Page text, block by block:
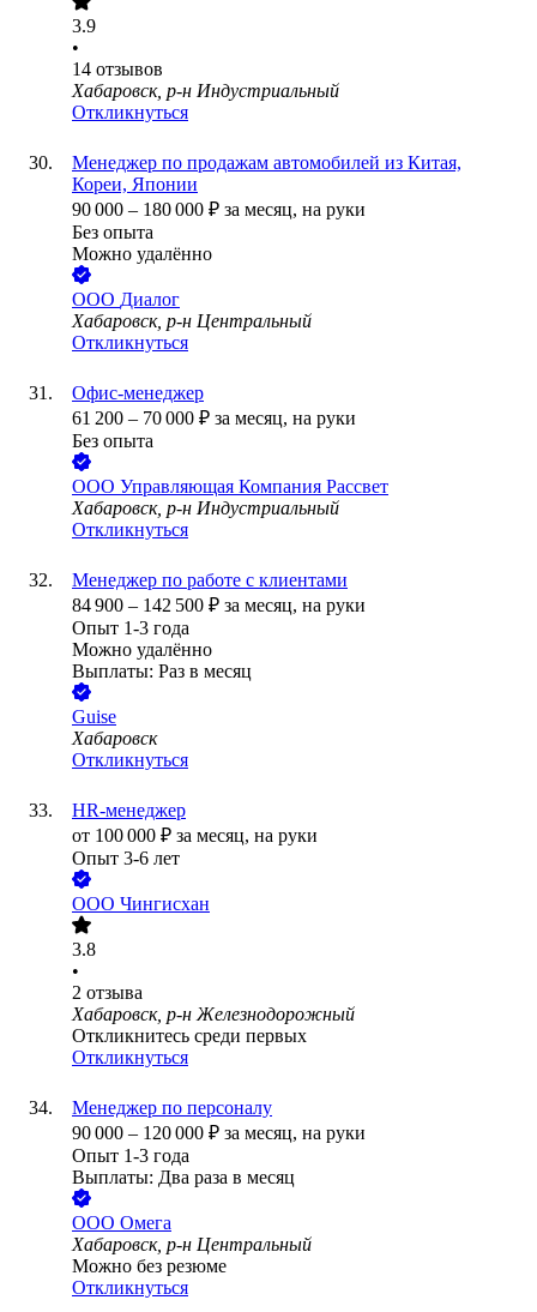
3.9
•
14 отзывов
Хабаровск, р-н Индустриальный
Откликнуться
Менеджер по продажам автомобилей из Китая,
Кореи, Японии
90 000 – 180 000 ₽ за месяц, на руки
Без опыта
Можно удалённо
ООО Диалог
Хабаровск, р-н Центральный
Откликнуться
Офис-менеджер
61 200 – 70 000 ₽ за месяц, на руки
Без опыта
ООО Управляющая Компания Рассвет
Хабаровск, р-н Индустриальный
Откликнуться
Менеджер по работе с клиентами
84 900 – 142 500 ₽ за месяц, на руки
Опыт 1-3 года
Можно удалённо
Выплаты: Раз в месяц
Guise
Хабаровск
Откликнуться
HR-менеджер
от 100 000 ₽ за месяц, на руки
Опыт 3-6 лет
ООО Чингисхан
3.8
•
2 отзыва
Хабаровск, р-н Железнодорожный
Откликнитесь среди первых
Откликнуться
Менеджер по персоналу
90 000 – 120 000 ₽ за месяц, на руки
Опыт 1-3 года
Выплаты: Два раза в месяц
ООО Омега
Хабаровск, р-н Центральный
Можно без резюме
Откликнуться